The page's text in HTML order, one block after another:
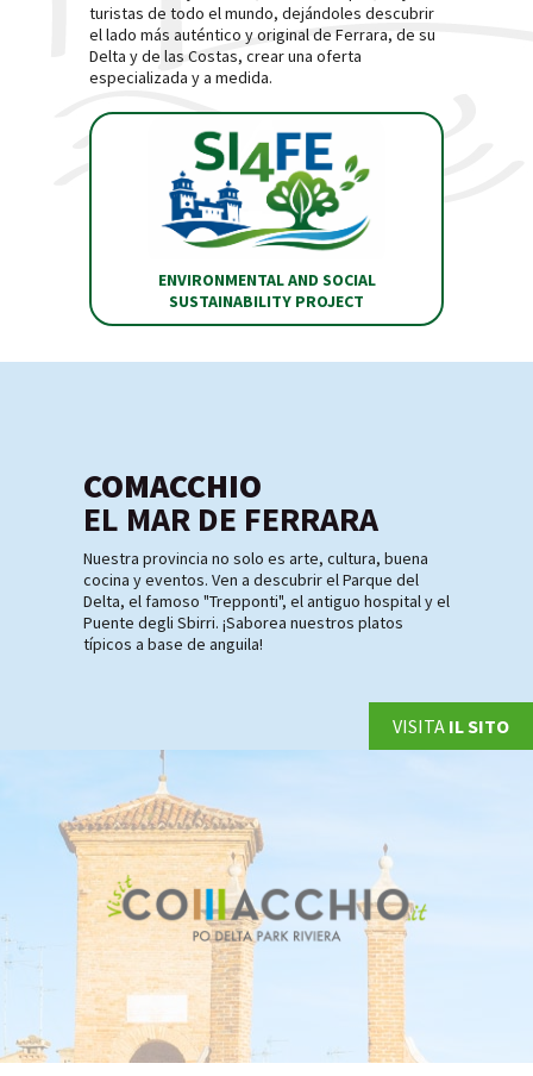
turistas de todo el mundo, dejándoles descubrir
el lado más auténtico y original de Ferrara, de su
Delta y de las Costas, crear una oferta
especializada y a medida.
ENVIRONMENTAL AND SOCIAL
SUSTAINABILITY PROJECT
COMACCHIO
EL MAR DE FERRARA
Nuestra provincia no solo es arte, cultura, buena
cocina y eventos. Ven a descubrir el Parque del
Delta, el famoso "Trepponti", el antiguo hospital y el
Puente degli Sbirri. ¡Saborea nuestros platos
típicos a base de anguila!
VISITA IL SITO